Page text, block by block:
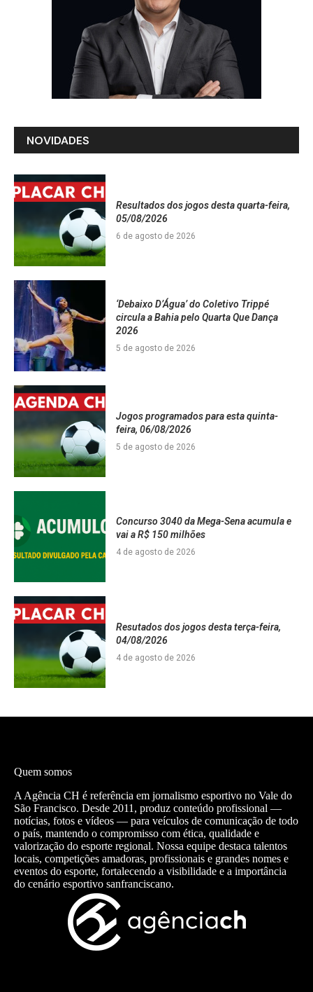
NOVIDADES
Resultados dos jogos desta quarta-feira,
05/08/2026
6 de agosto de 2026
‘Debaixo D’Água’ do Coletivo Trippé
circula a Bahia pelo Quarta Que Dança
2026
5 de agosto de 2026
Jogos programados para esta quinta-
feira, 06/08/2026
5 de agosto de 2026
Concurso 3040 da Mega-Sena acumula e
vai a R$ 150 milhões
4 de agosto de 2026
Resutados dos jogos desta terça-feira,
04/08/2026
4 de agosto de 2026
Quem somos
A Agência CH é referência em jornalismo esportivo no Vale do
São Francisco. Desde 2011, produz conteúdo profissional —
notícias, fotos e vídeos — para veículos de comunicação de todo
o país, mantendo o compromisso com ética, qualidade e
valorização do esporte regional. Nossa equipe destaca talentos
locais, competições amadoras, profissionais e grandes nomes e
eventos do esporte, fortalecendo a visibilidade e a importância
do cenário esportivo sanfranciscano.